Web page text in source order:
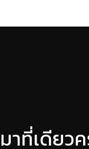
มาที่เดียว